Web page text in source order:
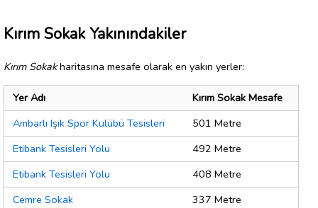
Kırım Sokak Yakınındakiler
Kırım Sokakharitasına mesafe olarak en yakın yerler:
Yer Adı
Kırım Sokak Mesafe
Ambarlı Işık Spor Kulübü Tesisleri
501 Metre
Etibank Tesisleri Yolu
492 Metre
Etibank Tesisleri Yolu
408 Metre
Cemre Sokak
337 Metre